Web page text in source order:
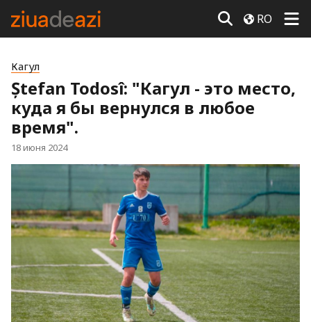
RO
Кагул
Ștefan Todosî: "Кагул - это место,
куда я бы вернулся в любое
время".
18 июня 2024